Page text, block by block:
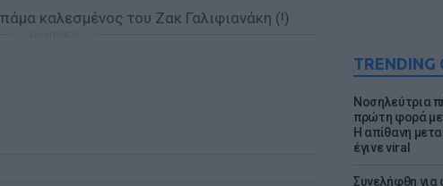
Νοσηλεύτρια
πρώτη φορά
Η απίθανη
έγινε viral
Συνελήφθη για